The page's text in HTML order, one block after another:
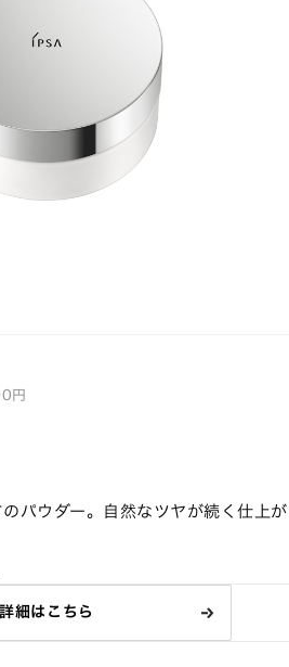
円
パウダー。自然なツヤが続く仕上が
詳細はこちら